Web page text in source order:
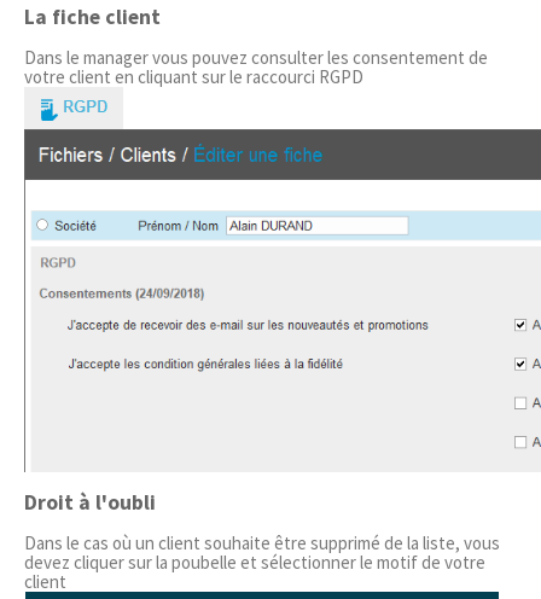
La fiche client
Dans le manager vous pouvez consulter les consentement de
votre client en cliquant sur le raccourci RGPD
Droit à l'oubli
Dans le cas où un client souhaite être supprimé de la liste, vous
devez cliquer sur la poubelle et sélectionner le motif de votre
client